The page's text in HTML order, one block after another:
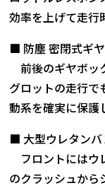
効率を上げて走行
■ 防塵 密閉式ギ
前後のギヤボッ
グロットの走行で
動系を確実に保護
■ 大型ウレタンバ
フロントにはウ
のクラッシュから